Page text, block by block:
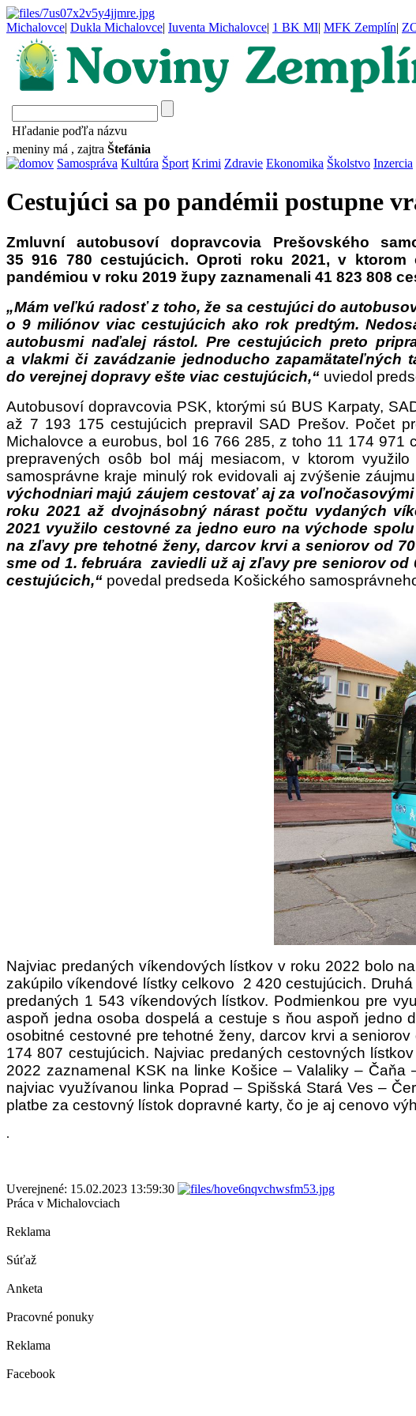
Michalovce| Dukla Michalovce| Iuventa Michalovce| 1 BK MI| MFK Zemplín|
Hľadanie poďľa názvu
, meniny má , zajtra Štefánia
Samospráva Kultúra Šport Krimi Zdravie Ekonomika Školstvo Inzercia
Cestujúci sa po pandémii postupne
Zmluvní autobusoví dopravcovia Prešovského
35 916 780 cestujúcich. Oproti roku 2021, v
pandémiou v roku 2019 župy zaznamenali 41 823 808
„Mám veľkú radosť z toho, že sa cestujúci do
o 9 miliónov viac cestujúcich ako rok predtým.
autobusmi naďalej rástol. Pre cestujúcich preto
a vlakmi či zavádzanie jednoducho
do verejnej dopravy ešte viac cestujúcich,“ uviedol
Autobusoví dopravcovia PSK, ktorými sú BUS Karpaty,
až 7 193 175 cestujúcich prepravil SAD Prešov. Počet
Michalovce a eurobus, bol 16 766 285, z toho 11 174 971
prepravených osôb bol máj mesiacom, v ktorom
samosprávne kraje minulý rok evidovali aj zvýšenie
východniari majú záujem cestovať aj za
roku 2021 až dvojnásobný nárast počtu vydaných
2021 využilo cestovné za jedno euro na východe
na zľavy pre tehotné ženy, darcov krvi a seniorov od
sme od 1. februára zaviedli už aj zľavy pre seniorov
cestujúcich,“ povedal predseda Košického
Najviac predaných víkendových lístkov v roku 2022 bolo
zakúpilo víkendové lístky celkovo 2 420 cestujúcich.
predaných 1 543 víkendových lístkov. Podmienkou pre
aspoň jedna osoba dospelá a cestuje s ňou aspoň jedno
osobitné cestovné pre tehotné ženy, darcov krvi a
174 807 cestujúcich. Najviac predaných cestovných
2022 zaznamenal KSK na linke Košice – Valaliky –
najviac využívanou linka Poprad – Spišská Stará Ves –
platbe za cestovný lístok dopravné karty, čo je aj cenovo
.
Uverejnené: 15.02.2023 13:59:30
Práca v Michalovciach
Reklama
Súťaž
Anketa
Pracovné ponuky
Reklama
Facebook